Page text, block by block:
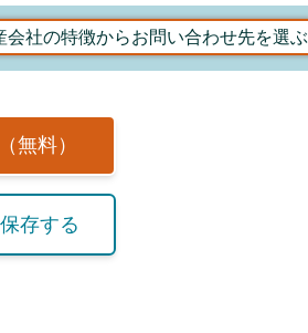
会社の特徴からお問い合わせ先を選ぶ
無料）
存する